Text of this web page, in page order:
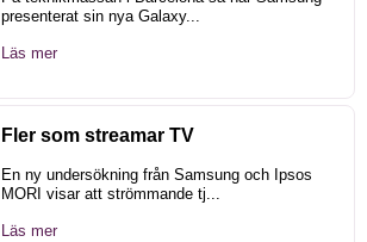
presenterat sin nya Galaxy...
Läs mer
Fler som streamar TV
En ny undersökning från Samsung och Ipsos
MORI visar att strömmande tj...
Läs mer